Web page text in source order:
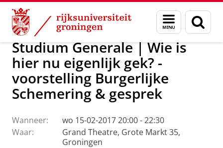
Skip
Content
Skip
Navigation
Menu
en
zoeken
Over ons Actueel Evenementen
Studium Generale | Wie is
hier nu eigenlijk gek? -
voorstelling Burgerlijke
Schemering & gesprek
Wanneer:
wo 15-02-2017 20:00 - 22:30
Waar:
Grand Theatre, Grote Markt 35,
Groningen